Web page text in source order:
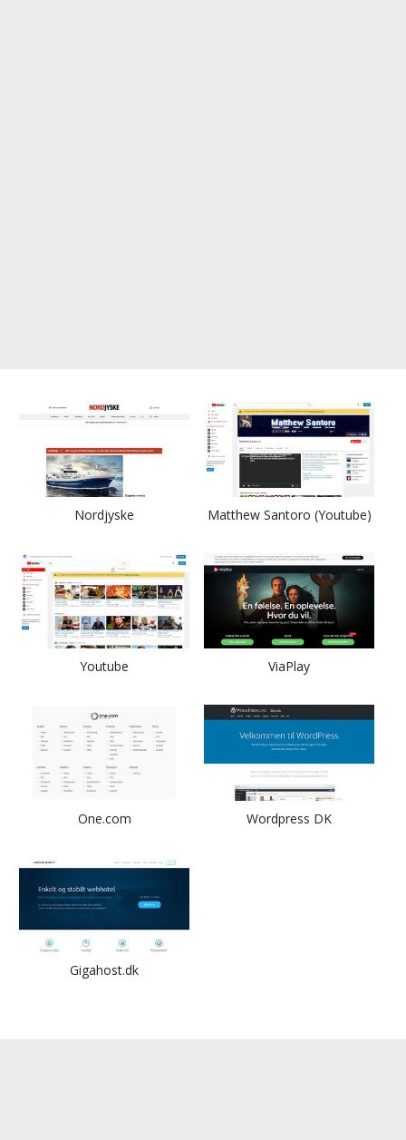
Nordjyske Matthew Santoro (Youtube)
Youtube ViaPlay
One.com Wordpress DK
Gigahost.dk